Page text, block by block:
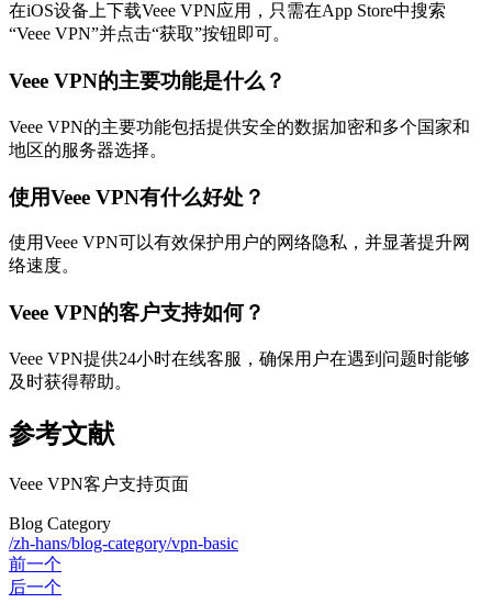
在iOS设备上下载Veee VPN应用，只需在App Store中搜索
“Veee VPN”并点击“获取”按钮即可。
Veee VPN的主要功能是什么？
Veee VPN的主要功能包括提供安全的数据加密和多个国家和
地区的服务器选择。
使用Veee VPN有什么好处？
使用Veee VPN可以有效保护用户的网络隐私，并显著提升网
络速度。
Veee VPN的客户支持如何？
Veee VPN提供24小时在线客服，确保用户在遇到问题时能够
及时获得帮助。
参考文献
Veee VPN客户支持页面
Blog Category
/zh-hans/blog-category/vpn-basic
前一个
后一个